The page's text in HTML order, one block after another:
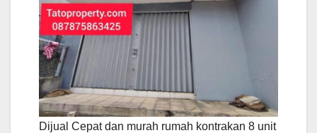
Dijual Cepat dan murah rumah kontrakan 8 unit